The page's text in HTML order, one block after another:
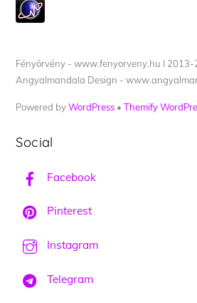
Fényörvény - www.fenyorveny.hu I 2013-
Angyalmandala Design -
Powered byWordPress •Themify
Social
Facebook
Pinterest
Instagram
Telegram